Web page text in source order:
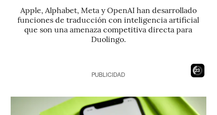
Apple, Alphabet, Meta y OpenAI han desarrollado
funciones de traducción con inteligencia artificial
que son una amenaza competitiva directa para
Duolingo.
21
PUBLICIDAD